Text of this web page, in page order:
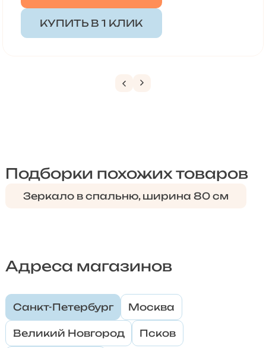
КУПИТЬ В 1 КЛИК
Подборки похожих товаров
Зеркало в спальню, ширина 80 см
Адреса магазинов
Санкт-Петербург Москва
Великий Новгород Псков